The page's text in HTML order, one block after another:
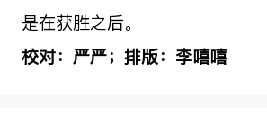
是在获胜之后。
校对：严严；排版：李嘻嘻